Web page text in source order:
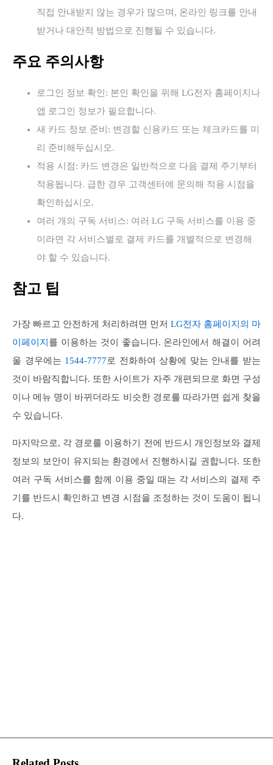
직접 안내받지 않는 경우가 많으며, 온라인 링크를 안내
받거나 대안적 방법으로 진행될 수 있습니다.
주요 주의사항
로그인 정보 확인: 본인 확인을 위해 LG전자 홈페이지나
앱 로그인 정보가 필요합니다.
새 카드 정보 준비: 변경할 신용카드 또는 체크카드를 미
리 준비해두십시오.
적용 시점: 카드 변경은 일반적으로 다음 결제 주기부터
적용됩니다. 급한 경우 고객센터에 문의해 적용 시점을
확인하십시오.
여러 개의 구독 서비스: 여러 LG 구독 서비스를 이용 중
이라면 각 서비스별로 결제 카드를 개별적으로 변경해
야 할 수 있습니다.
참고 팁
가장 빠르고 안전하게 처리하려면 먼저 LG전자 홈페이지의 마
이페이지 를 이용하는 것이 좋습니다. 온라인에서 해결이 어려
울 경우에는 1544-7777로 전화하여 상황에 맞는 안내를 받는
것이 바람직합니다. 또한 사이트가 자주 개편되므로 화면 구성
이나 메뉴 명이 바뀌더라도 비슷한 경로를 따라가면 쉽게 찾을
수 있습니다.
마지막으로, 각 경로를 이용하기 전에 반드시 개인정보와 결제
정보의 보안이 유지되는 환경에서 진행하시길 권합니다. 또한
여러 구독 서비스를 함께 이용 중일 때는 각 서비스의 결제 주
기를 반드시 확인하고 변경 시점을 조정하는 것이 도움이 됩니
다.